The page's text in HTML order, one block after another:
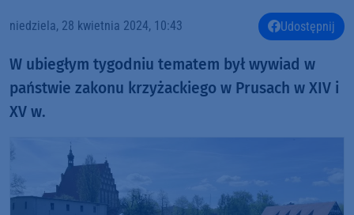
niedziela, 28 kwietnia 2024, 10:43 Udostępnij
W ubiegłym tygodniu tematem był wywiad w
państwie zakonu krzyżackiego w Prusach w XIV i
XV w.